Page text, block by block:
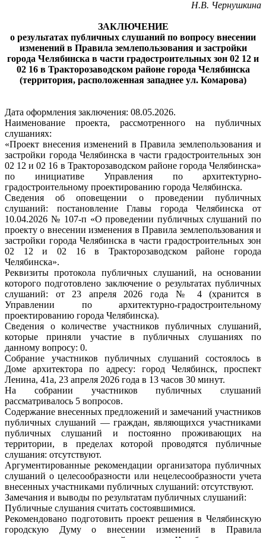
Н.В. Чернушкина
ЗАКЛЮЧЕНИЕ
о результатах публичных слушаний по вопросу внесении
изменений в Правила землепользования и застройки
города Челябинска в части градостроительных зон 02 12 и
02 16 в Тракторозаводском районе города Челябинска
(территория, расположенная западнее ул. Комарова)
Дата оформления заключения: 08.05.2026.
Наименование проекта, рассмотренного на публичных
слушаниях:
«Проект внесения изменений в Правила землепользования и
застройки города Челябинска в части градостроительных зон
02 12 и 02 16 в Тракторозаводском районе города Челябинска»
по инициативе Управления по архитектурно-
градостроительному проектированию города Челябинска.
Сведения об оповещении о проведении публичных
слушаний: постановление Главы города Челябинска от
10.04.2026 № 107-п «О проведении публичных слушаний по
проекту о внесении изменения в Правила землепользования и
застройки города Челябинска в части градостроительных зон
02 12 и 02 16 в Тракторозаводском районе города
Челябинска».
Реквизиты протокола публичных слушаний, на основании
которого подготовлено заключение о результатах публичных
слушаний: от 23 апреля 2026 года № 4 (хранится в
Управлении по архитектурно-градостроительному
проектированию города Челябинска).
Сведения о количестве участников публичных слушаний,
которые приняли участие в публичных слушаниях по
данному вопросу: 0.
Собрание участников публичных слушаний состоялось в
Доме архитектора по адресу: город Челябинск, проспект
Ленина, 41а, 23 апреля 2026 года в 13 часов 30 минут.
На собрании участников публичных слушаний
рассматривалось 5 вопросов.
Содержание внесенных предложений и замечаний участников
публичных слушаний — граждан, являющихся участниками
публичных слушаний и постоянно проживающих на
территории, в пределах которой проводятся публичные
слушания: отсутствуют.
Аргументированные рекомендации организатора публичных
слушаний о целесообразности или нецелесообразности учета
внесенных участниками публичных слушаний: отсутствуют.
Замечания и выводы по результатам публичных слушаний:
Публичные слушания считать состоявшимися.
Рекомендовано подготовить проект решения в Челябинскую
городскую Думу о внесении изменений в Правила